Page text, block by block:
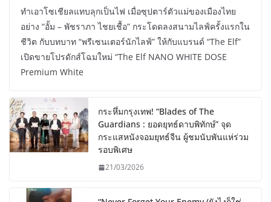
ทำเอาโซเชียลแทบลุกเป็นไฟ เมื่อซุปตาร์ตัวแม่ของเมืองไทย
อย่าง “อั้ม – พัชราภา ไชยเชื้อ” กระโดดลงสนามไลฟ์ครั้งแรกใน
ชีวิต กับบทบาท “พรีเซนเตอร์นักไลฟ์” ให้กับแบรนด์ “The Elf”
เปิดขายโปรดักส์โฉมใหม่ “The Elf NANO WHITE DOSE
Premium White
กระหึ่มกรุงเทพ! “Blades of The
Guardians : ยอดยุทธ์ดาบพิทักษ์” จุด
กระแสหนังจอมยุทธ์จีน ผู้ชมนับพันแห่ร่วม
รอบพิเศษ
21/03/2026